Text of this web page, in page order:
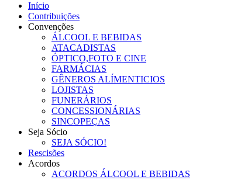
Início
Contribuições
Convenções
ÁLCOOL E BEBIDAS
ATACADISTAS
ÓPTICO,FOTO E CINE
FARMÁCIAS
GÊNEROS ALÍMENTICIOS
LOJISTAS
FUNERÁRIOS
CONCESSIONÁRIAS
SINCOPEÇAS
Seja Sócio
SEJA SÓCIO!
Rescisões
Acordos
ACORDOS ÁLCOOL E BEBIDAS